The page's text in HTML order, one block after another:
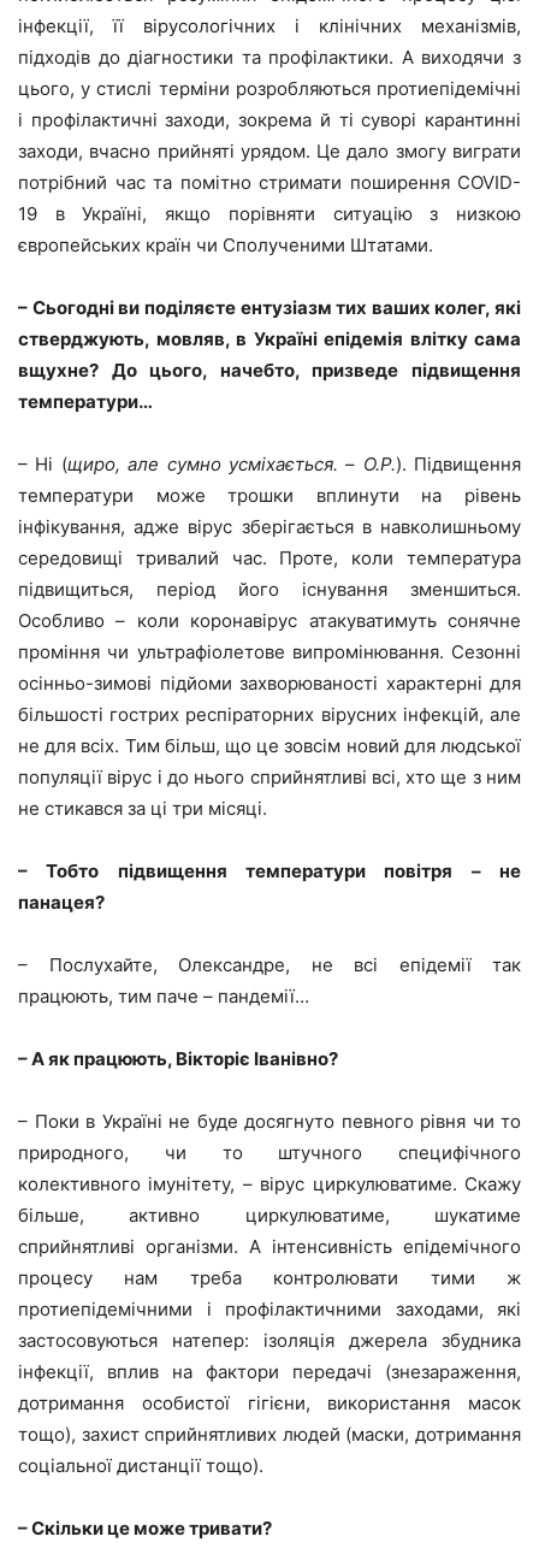
інфекції, її вірусологічних і клінічних механізмів,
підходів до діагностики та профілактики. А виходячи з
цього, у стислі терміни розробляються протиепідемічні
і профілактичні заходи, зокрема й ті суворі карантинні
заходи, вчасно прийняті урядом. Це дало змогу виграти
потрібний час та помітно стримати поширення COVID-
19 в Україні, якщо порівняти ситуацію з низкою
європейських країн чи Сполученими Штатами.
– Сьогодні ви поділяєте ентузіазм тих ваших колег, які
стверджують, мовляв, в Україні епідемія влітку сама
вщухне? До цього, начебто, призведе підвищення
температури…
– Ні (щиро, але сумно усміхається. – О.Р.). Підвищення
температури може трошки вплинути на рівень
інфікування, адже вірус зберігається в навколишньому
середовищі тривалий час. Проте, коли температура
підвищиться, період його існування зменшиться.
Особливо – коли коронавірус атакуватимуть сонячне
проміння чи ультрафіолетове випромінювання. Сезонні
осінньо-зимові підйоми захворюваності характерні для
більшості гострих респіраторних вірусних інфекцій, але
не для всіх. Тим більш, що це зовсім новий для людської
популяції вірус і до нього сприйнятливі всі, хто ще з ним
не стикався за ці три місяці.
– Тобто підвищення температури повітря – не
панацея?
– Послухайте, Олександре, не всі епідемії так
працюють, тим паче – пандемії…
– А як працюють, Вікторіє Іванівно?
– Поки в Україні не буде досягнуто певного рівня чи то
природного, чи то штучного специфічного
колективного імунітету, – вірус циркулюватиме. Скажу
більше, активно циркулюватиме, шукатиме
сприйнятливі організми. А інтенсивність епідемічного
процесу нам треба контролювати тими ж
протиепідемічними і профілактичними заходами, які
застосовуються натепер: ізоляція джерела збудника
інфекції, вплив на фактори передачі (знезараження,
дотримання особистої гігієни, використання масок
тощо), захист сприйнятливих людей (маски, дотримання
соціальної дистанції тощо).
– Скільки це може тривати?